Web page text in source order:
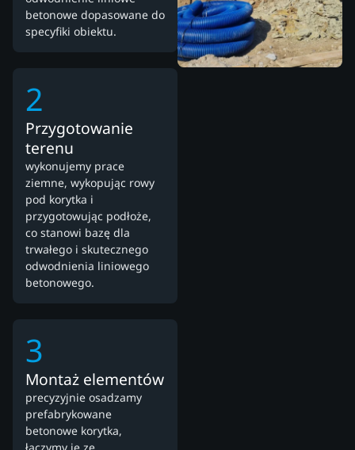
betonowe dopasowane do
specyfiki obiektu.
2
Przygotowanie
terenu
wykonujemy prace
ziemne, wykopując rowy
pod korytka i
przygotowując podłoże,
co stanowi bazę dla
trwałego i skutecznego
odwodnienia liniowego
betonowego.
3
Montaż elementów
precyzyjnie osadzamy
prefabrykowane
betonowe korytka,